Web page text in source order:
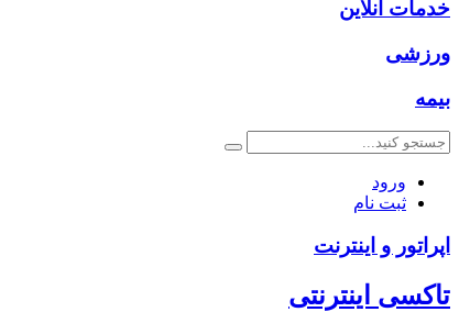
خدمات آنلاین
ورزشی
بیمه
ورود
ثبت نام
اپراتور و اینترنت
تاکسی اینترنتی